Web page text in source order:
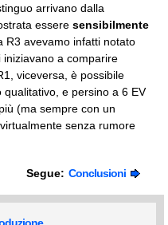
arrivano dalla
essere sensibilmente
R3 avevamo infatti notato
iniziavano a comparire
viceversa, è possibile
e persino a 6 EV
(ma sempre con un
senza rumore
Segue: Conclusioni